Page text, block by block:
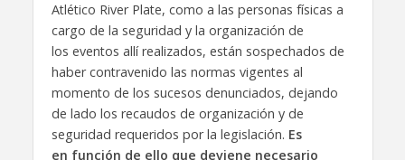
Atlético River Plate, como a las personas físicas a
cargo de la seguridad y la organización de
los eventos allí realizados, están sospechados de
haber contravenido las normas vigentes al
momento de los sucesos denunciados, dejando
de lado los recaudos de organización y de
seguridad requeridos por la legislación. Es
en función de ello que deviene necesario